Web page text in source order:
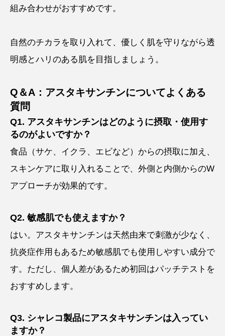
組み合わせがおすすめです。
自然のチカラを取り入れて、優しく肌を守りながら透
明感とハリのある肌を目指しましょう。
Q＆A：アスタキサンチンについてよくある
質問
Q1. アスタキサンチンはどのように摂取・使用す
るのがよいですか？
食品（サケ、イクラ、エビなど）からの摂取に加え、
スキンケアに取り入れることで、外側と内側からのW
アプローチが効果的です。
Q2. 敏感肌でも使えますか？
はい。アスタキサンチンは天然由来で刺激が少なく、
抗炎症作用もあるため敏感肌でも使用しやすい成分で
す。ただし、個人差があるため初回はパッチテストを
おすすめします。
Q3. シャレコ製品にアスタキサンチンは入ってい
ますか？